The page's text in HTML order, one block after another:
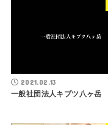
2021.02.13
一般社団法人キブツ八ヶ岳